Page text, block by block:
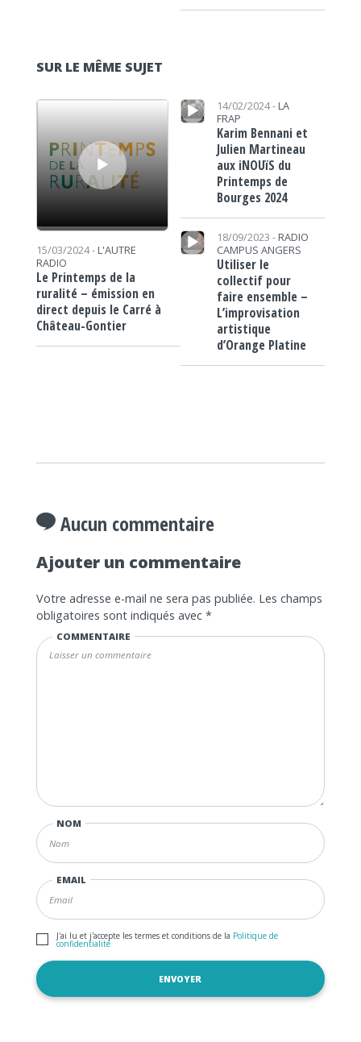
SUR LE MÊME SUJET
Lecteur audio
15/03/2024 - L'AUTRE
RADIO
Le Printemps de la
ruralité – émission en
direct depuis le Carré à
Château-Gontier
Lecteur audio 14/02/2024 - LA
FRAP
Karim Bennani et
Julien Martineau
aux iNOUïS du
Printemps de
Bourges 2024
Lecteur audio
18/09/2023 - RADIO
CAMPUS ANGERS
Utiliser le
collectif pour
faire ensemble –
L’improvisation
artistique
d’Orange Platine
Aucun commentaire
Ajouter un commentaire
Votre adresse e-mail ne sera pas publiée. Les champs
obligatoires sont indiqués avec *
COMMENTAIRE
NOM
EMAIL
J'ai lu et j'accepte les termes et conditions de la Politique de
confidentialité